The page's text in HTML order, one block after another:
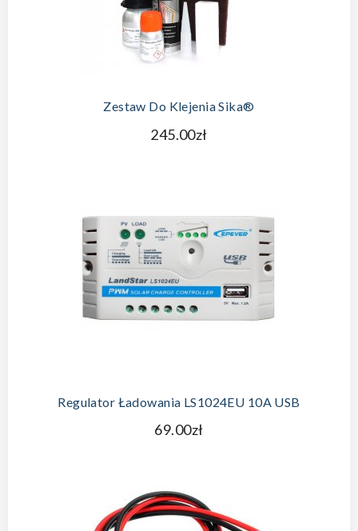
Zestaw Do Klejenia Sika®
245.00zł
Regulator Ładowania LS1024EU 10A USB
69.00zł